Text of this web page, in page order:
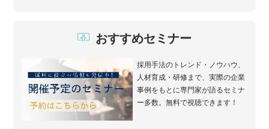
おすすめセミナー
採用手法のトレンド・ノウハウ、
人材育成・研修まで、実際の企業
事例をもとに専門家が語るセミナ
ー多数。無料で視聴できます！